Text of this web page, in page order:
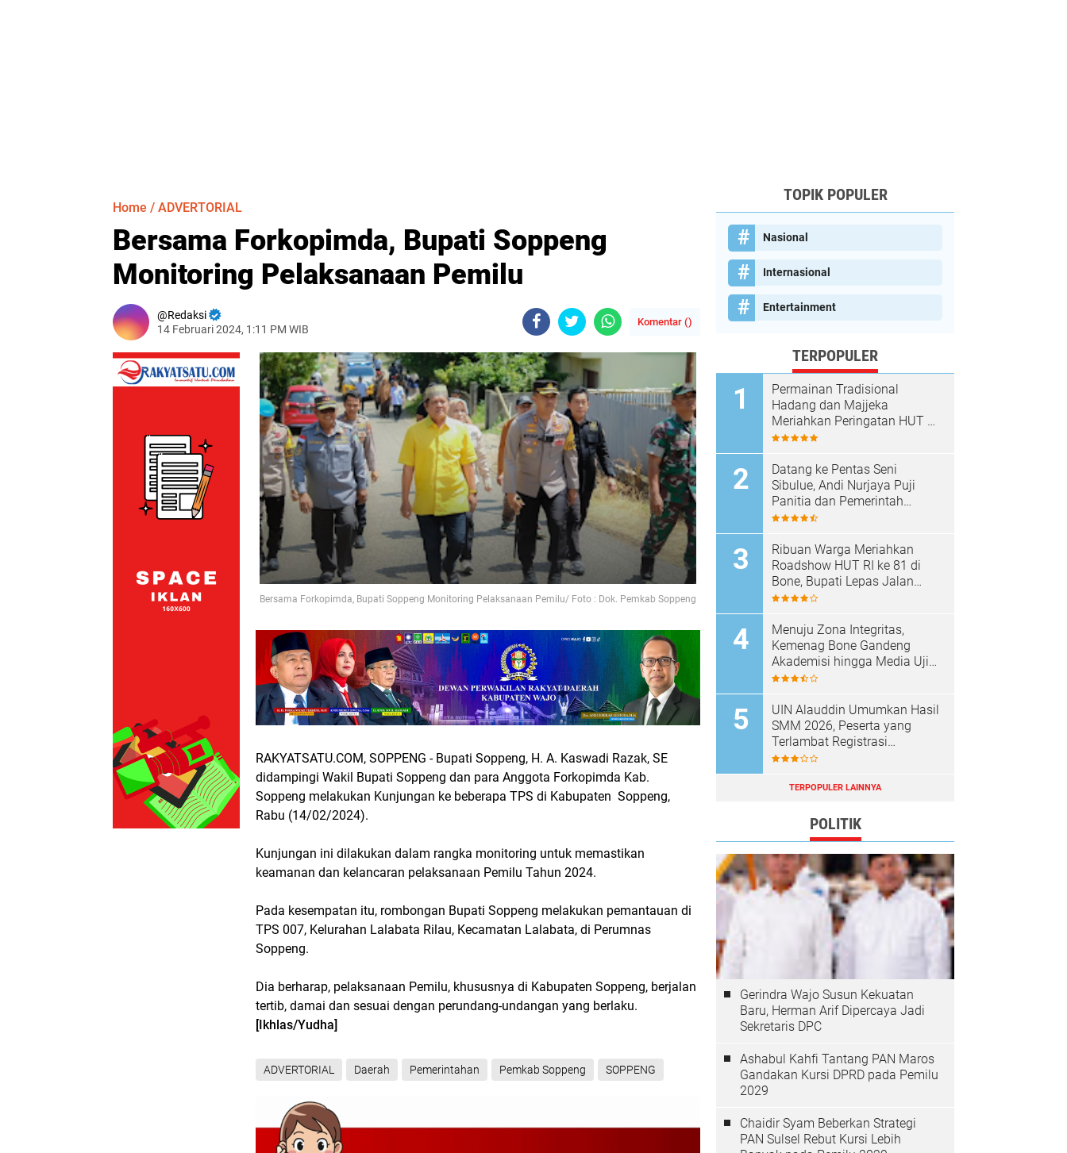
Home / ADVERTORIAL
Bersama Forkopimda, Bupati Soppeng
Monitoring Pelaksanaan Pemilu
Redaksi
14 Februari 2024, 1:11 PM WIB
Komentar ()
Bersama Forkopimda, Bupati Soppeng Monitoring Pelaksanaan Pemilu/ Foto : Dok. Pemkab Soppeng
RAKYATSATU.COM, SOPPENG - Bupati Soppeng, H. A. Kaswadi Razak, SE
didampingi Wakil Bupati Soppeng dan para Anggota Forkopimda Kab.
Soppeng melakukan Kunjungan ke beberapa TPS di Kabupaten Soppeng,
Rabu (14/02/2024).
Kunjungan ini dilakukan dalam rangka monitoring untuk memastikan
keamanan dan kelancaran pelaksanaan Pemilu Tahun 2024.
Pada kesempatan itu, rombongan Bupati Soppeng melakukan pemantauan di
TPS 007, Kelurahan Lalabata Rilau, Kecamatan Lalabata, di Perumnas
Soppeng.
Dia berharap, pelaksanaan Pemilu, khususnya di Kabupaten Soppeng, berjalan
tertib, damai dan sesuai dengan perundang-undangan yang berlaku.
[Ikhlas/Yudha]
ADVERTORIAL Daerah Pemerintahan Pemkab Soppeng SOPPENG
TOPIK POPULER
Nasional
Internasional
Entertainment
TERPOPULER
Permainan Tradisional
Hadang dan Majjeka
Meriahkan Peringatan HUT RI
di Sibulue
Datang ke Pentas Seni
Sibulue, Andi Nurjaya Puji
Panitia dan Pemerintah
Kecamatan
Ribuan Warga Meriahkan
Roadshow HUT RI ke 81 di
Bone, Bupati Lepas Jalan
Santai
Menuju Zona Integritas,
Kemenag Bone Gandeng
Akademisi hingga Media Uji
Standar Pelayanan
UIN Alauddin Umumkan Hasil
SMM 2026, Peserta yang
Terlambat Registrasi
Dianggap Mundur
TERPOPULER LAINNYA
POLITIK
Gerindra Wajo Susun Kekuatan
Baru, Herman Arif Dipercaya Jadi
Sekretaris DPC
Ashabul Kahfi Tantang PAN Maros
Gandakan Kursi DPRD pada Pemilu
2029
Chaidir Syam Beberkan Strategi
PAN Sulsel Rebut Kursi Lebih